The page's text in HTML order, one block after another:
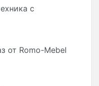
с
от Romo-Mebel